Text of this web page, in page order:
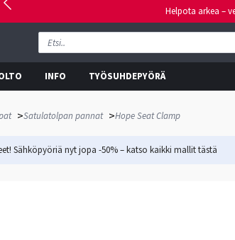
Helpota arkea –
INFO TYÖSUHDEPYÖRÄ
>Satulatolpan pannat >Hope Seat Clamp
Sähköpyöriä nyt jopa -50% – katso kaikki mallittästä